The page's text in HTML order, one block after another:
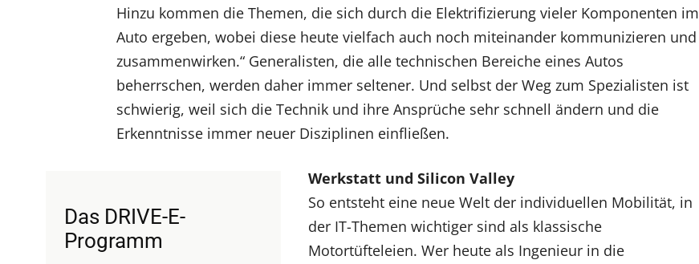
Hinzu kommen die Themen, die sich durch die Elektrifizierung vieler Komponenten im
Auto ergeben, wobei diese heute vielfach auch noch miteinander kommunizieren und
zusammenwirken.“ Generalisten, die alle technischen Bereiche eines Autos
beherrschen, werden daher immer seltener. Und selbst der Weg zum Spezialisten ist
schwierig, weil sich die Technik und ihre Ansprüche sehr schnell ändern und die
Erkenntnisse immer neuer Disziplinen einfließen.
Das DRIVE-E-
Programm
Werkstatt und Silicon Valley
So entsteht eine neue Welt der individuellen Mobilität, in
der IT-Themen wichtiger sind als klassische
Motortüfteleien. Wer heute als Ingenieur in die